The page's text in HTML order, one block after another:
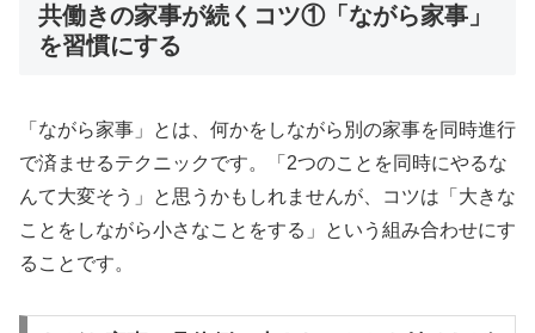
共働きの家事が続くコツ①「ながら家事」
を習慣にする
「ながら家事」とは、何かをしながら別の家事を同時進行
で済ませるテクニックです。「2つのことを同時にやるな
んて大変そう」と思うかもしれませんが、コツは「大きな
ことをしながら小さなことをする」という組み合わせにす
ることです。